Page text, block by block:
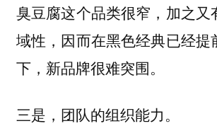
臭豆腐这个品类很窄，加之又
域性，因而在黑色经典已经提
下，新品牌很难突围。
三是，团队的组织能力。